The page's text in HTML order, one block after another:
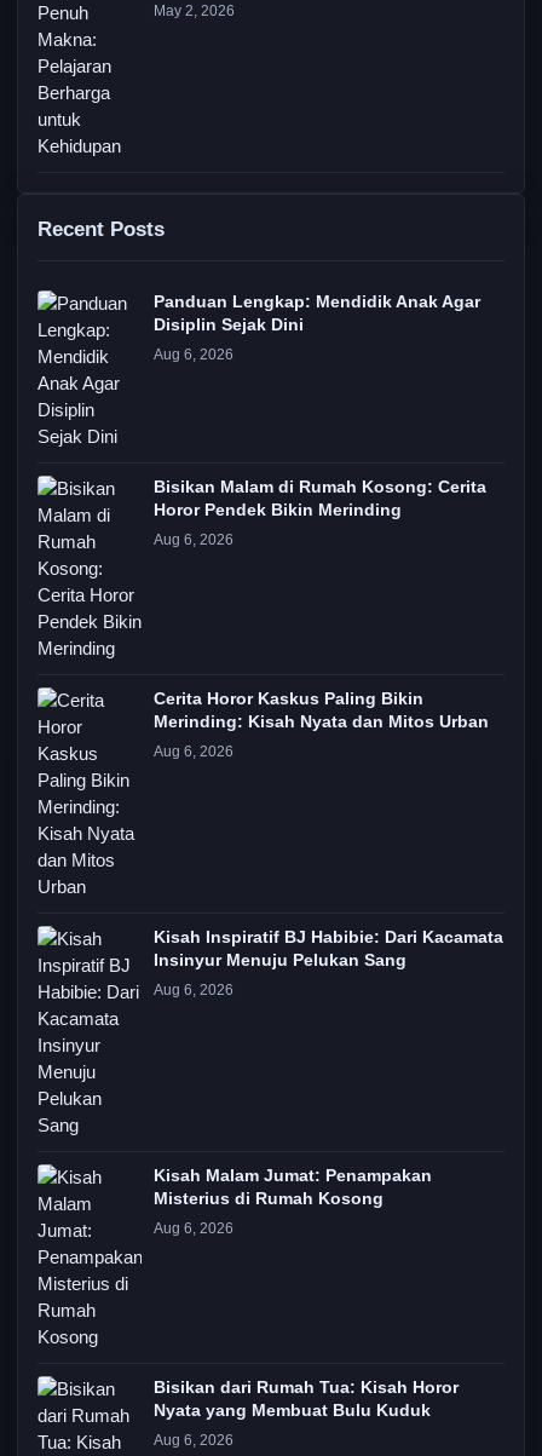
May 2, 2026
Recent Posts
Panduan Lengkap: Mendidik Anak Agar
Disiplin Sejak Dini
Aug 6, 2026
Bisikan Malam di Rumah Kosong: Cerita
Horor Pendek Bikin Merinding
Aug 6, 2026
Cerita Horor Kaskus Paling Bikin
Merinding: Kisah Nyata dan Mitos Urban
Aug 6, 2026
Kisah Inspiratif BJ Habibie: Dari Kacamata
Insinyur Menuju Pelukan Sang
Aug 6, 2026
Kisah Malam Jumat: Penampakan
Misterius di Rumah Kosong
Aug 6, 2026
Bisikan dari Rumah Tua: Kisah Horor
Nyata yang Membuat Bulu Kuduk
Aug 6, 2026